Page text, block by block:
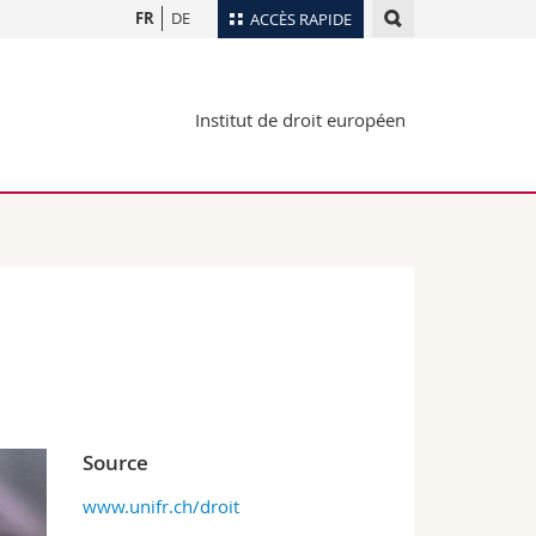
ACCÈS RAPIDE
Plan d'accès
Webmail
FR DE
Institut de droit européen
Source
www.unifr.ch/droit